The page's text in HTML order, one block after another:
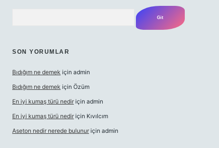
SON YORUMLAR
Bıdığım ne demek için admin
Bıdığım ne demek için Özüm
En iyi kumaş türü nedir için admin
En iyi kumaş türü nedir için Kıvılcım
Aseton nedir nerede bulunur için admin